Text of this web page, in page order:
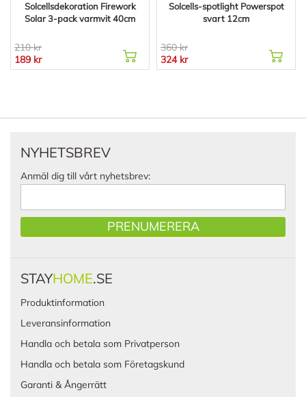
Solcellsdekoration Firework
Solar 3-pack varmvit 40cm
210 kr
189 kr
Solcells-spotlight Powerspot
svart 12cm
360 kr
324 kr
NYHETSBREV
Anmäl dig till vårt nyhetsbrev:
PRENUMERERA
STAYHOME.SE
Produktinformation
Leveransinformation
Handla och betala som Privatperson
Handla och betala som Företagskund
Garanti & Ångerrätt